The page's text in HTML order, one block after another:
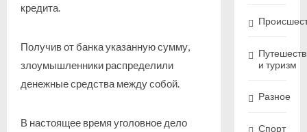
кредита.
Получив от банка указанную сумму,
злоумышленники распределили
денежные средства между собой.
В настоящее время уголовное дело
и туризм
Разное
Спорт